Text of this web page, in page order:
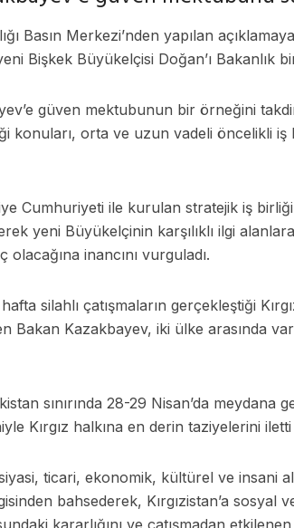
Basın Merkezi’nden yapılan
Bişkek Büyükelçisi Doğan’ı Bakanlık
güven mektubunun bir örneğini
konuları, orta ve uzun vadeli öncelikli
Cumhuriyeti ile kurulan stratejik iş
yeni Büyükelçinin karşılıklı ilgi
inancını vurguladı.
silahlı çatışmaların gerçekleştiği
Bakan Kazakbayev, iki ülke arasında
sınırında 28-29 Nisan’da meydana
Kırgız halkına en derin taziyelerini
ticari, ekonomik, kültürel ve insani
bahsederek, Kırgızistan’a sosyal
kararlığını ve çatışmadan etkilenen